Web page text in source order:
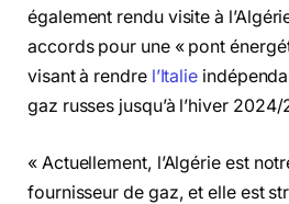
également rendu visite à
accords pour une « pont
visant à rendre l’Italie
gaz russes jusqu’à l’hiver 2024/
« Actuellement, l’Algérie est
fournisseur de gaz, et elle est